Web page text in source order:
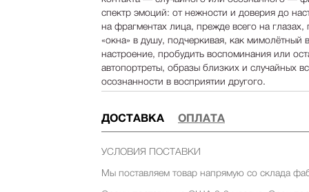
спектр эмоций: от нежности и доверия до
на фрагментах лица, прежде всего на глазах,
«окна» в душу, подчеркивая, как мимолётный
настроение, пробудить воспоминания или
автопортреты, образы близких и случайных
осознанности в восприятии другого.
ДОСТАВКА ОПЛАТА
УСЛОВИЯ ПОСТАВКИ
Мы поставляем товар напрямую со склада